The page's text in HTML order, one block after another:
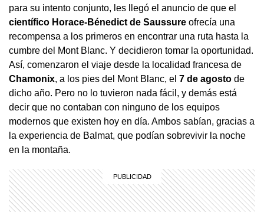
para su intento conjunto, les llegó el anuncio de que el
científico Horace-Bénedict de Saussure ofrecía una
recompensa a los primeros en encontrar una ruta hasta la
cumbre del Mont Blanc. Y decidieron tomar la oportunidad.
Así, comenzaron el viaje desde la localidad francesa de
Chamonix, a los pies del Mont Blanc, el 7 de agosto de
dicho año. Pero no lo tuvieron nada fácil, y demás está
decir que no contaban con ninguno de los equipos
modernos que existen hoy en día. Ambos sabían, gracias a
la experiencia de Balmat, que podían sobrevivir la noche
en la montaña.